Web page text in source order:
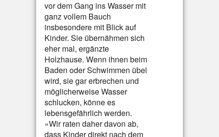
vor dem Gang ins Wasser mit
ganz vollem Bauch
insbesondere mit Blick auf
Kinder. Sie übernähmen sich
eher mal, ergänzte
Holzhause. Wenn ihnen beim
Baden oder Schwimmen übel
wird, sie gar erbrechen und
möglicherweise Wasser
schlucken, könne es
lebensgefährlich werden.
«Wir raten daher davon ab,
dass Kinder direkt nach dem